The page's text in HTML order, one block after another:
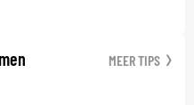
MEER TIPS